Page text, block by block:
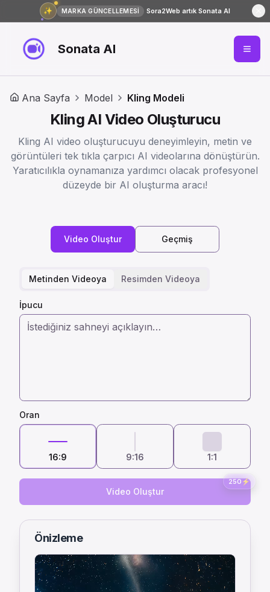
✨ MARKA GÜNCELLEMESİ Sora2Web artık Sonata AI
Sonata AI
Ana Sayfa Model Kling Modeli
Kling AI Video Oluşturucu
Kling AI video oluşturucuyu deneyimleyin, metin ve
görüntüleri tek tıkla çarpıcı AI videolarına dönüştürün.
Yaratıcılıkla oynamanıza yardımcı olacak profesyonel
düzeyde bir AI oluşturma aracı!
Video Oluştur Geçmiş
Metinden Videoya Resimden Videoya
İpucu
Oran
16:9 9:16 1:1
250 ⚡
Video Oluştur
Önizleme